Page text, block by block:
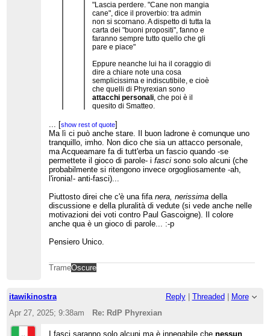
"Lascia perdere. "Cane non mangia
cane", dice il proverbio: tra admin
non si scornano. A dispetto di tutta la
carta dei "buoni propositi", fanno e
faranno sempre tutto quello che gli
pare e piace"
Eppure neanche lui ha il coraggio di
dire a chiare note una cosa
semplicissima e indiscutibile, e cioè
che quelli di Phyrexian sono
attacchi personali, che poi è il
quesito di Smatteo.
membri di una setta o sotto
l'Inquisizione.
Wikipedia è un fenomeno
antropologico che un giorno sarà
argomento di studio, con la classica
domanda senza risposta che ci si
pone sempre di fronte alla tragedia
di ingiustizie tanto macroscopiche e
stato possibile?"
...[show rest of quote]
Acqueamare subito ripresoda un admin che solo
in lui rileva attacchi personali (ma senza persona)
mentre su Phyrexian non dice niente.
Siamo ai confini con l'incredibile!
... [show rest of quote]
Ma lì ci può anche stare. Il buon ladrone è comunque uno
tranquillo, imho. Non dico che sia un attacco personale,
ma Acqueamare fa di tutt'erba un fascio quando -se
permettete il gioco di parole- ifasci sono solo alcuni (che
probabilmente si ritengono invece orgogliosamente -ah,
l'ironia!- anti-fasci)...
Piuttosto direi che c'è una fifanera, nerissima della
discussione e della pluralità di vedute (si vede anche nelle
motivazioni dei voti contro Paul Gascoigne). Il colore
anche qua è un gioco di parole... :-p
Pensiero Unico.
TrameOscure
itawikinostra Reply| Threaded | More
Apr 27, 2025; 9:38am
Re: RdP Phyrexian
I fasci saranno solo alcuni ma è innegabile chenessun